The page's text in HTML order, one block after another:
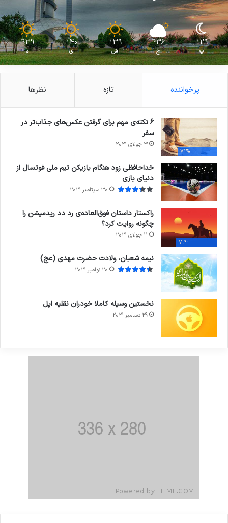
29
℃
پ
36
℃
ج
39
℃
ش
40
℃
ی
39
℃
د
پرخواننده تازه نظرها
71%
6 نکته‌ی مهم برای گرفتن عکس‌های جذاب‌تر در
سفر
3 جولای 2021
خداحافظی زود هنگام بازیکن تیم ملی فوتسال از
دنیای بازی
30 سپتامبر 2021
7.4
راکستار داستان فوق‌العاده‌ی رد دد ریدمپشن را
چگونه روایت کرد؟
11 جولای 2021
نیمه شعبان، ولادت حضرت مهدی (عج)
20 نوامبر 2021
نخستین وسیله کاملا خودران نقلیه اپل
29 دسامبر 2021